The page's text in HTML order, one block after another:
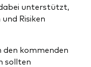
unterstützt,
Risiken
den kommenden
sollten